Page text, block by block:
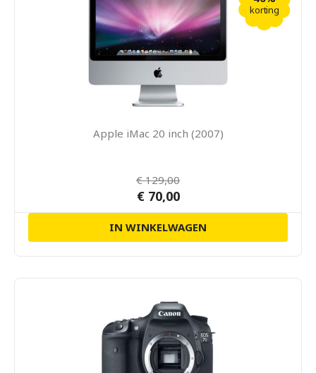
korting
Apple iMac 20 inch (2007)
€ 129,00
€ 70,00
IN WINKELWAGEN